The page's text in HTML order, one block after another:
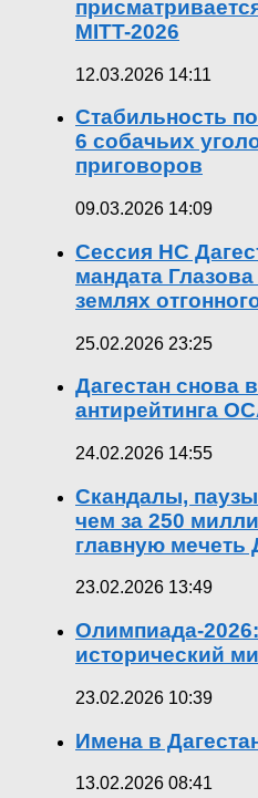
MITT-2026
12.03.2026 14:11
Стабильность
6 собачьих
приговоров
09.03.2026 14:09
Сессия НС
мандата
землях
25.02.2026 23:25
Дагестан снова
антирейтинга
24.02.2026 14:55
Скандалы,
чем за 250
главную мечеть
23.02.2026 13:49
Олимпиада-
исторический
23.02.2026 10:39
Имена в
13.02.2026 08:41